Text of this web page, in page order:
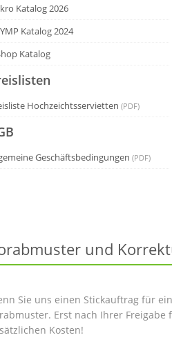
Katalog 2026
Katalog 2024
Katalog
Hochzeichtsservietten (PDF)
Geschäftsbedingungen (PDF)
und
Sie uns einen Stickauftrag für
Erst nach Ihrer
Kosten!